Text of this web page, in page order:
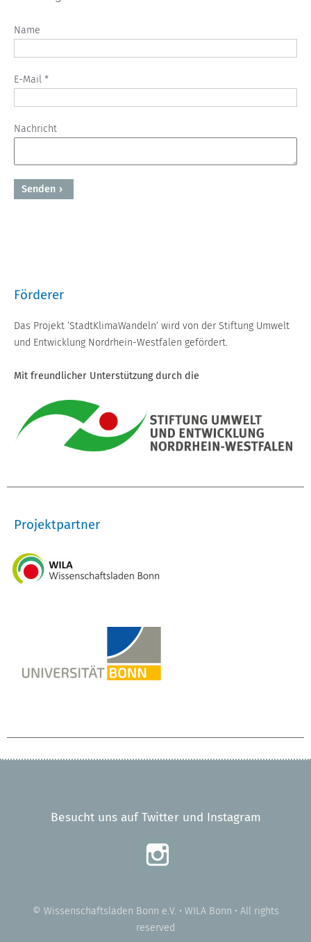
Name
E-Mail *
Nachricht
Senden
Förderer
Das Projekt ’StadtKlimaWandeln’ wird von der Stiftung Umwelt
und Entwicklung Nordrhein-Westfalen gefördert.
Mit freundlicher Unterstützung durch die
Projektpartner
Besucht uns auf Twitter und Instagram
© Wissenschaftsladen Bonn e.V. • WILA Bonn • All rights
reserved